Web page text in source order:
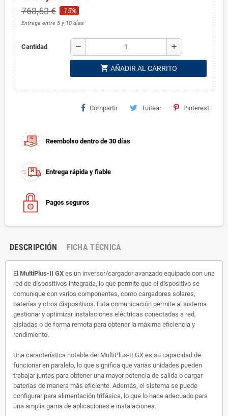
768,53 € -15%
Entrega entre 5 y 10 días
Cantidad remove add
shopping_cart AÑADIR AL CARRITO
Compartir Tuitear Pinterest
Reembolso dentro de 30 días
Entrega rápida y fiable
Pagos seguros
DESCRIPCIÓN FICHA TÉCNICA
El MultiPlus-II GX es un inversor/cargador avanzado equipado con una
red de dispositivos integrada, lo que permite que el dispositivo se
comunique con varios componentes, como cargadores solares,
baterías y otros dispositivos. Esta comunicación permite al sistema
gestionar y optimizar instalaciones eléctricas conectadas a red,
aisladas o de forma remota para obtener la máxima eficiencia y
rendimiento.
Una característica notable del MultiPlus-II GX es su capacidad de
funcionar en paralelo, lo que significa que varias unidades pueden
trabajar juntas para obtener una mayor potencia de salida o cargar
baterías de manera más eficiente. Además, el sistema se puede
configurar para alimentación trifásica, lo que lo hace adecuado para
una amplia gama de aplicaciones e instalaciones.